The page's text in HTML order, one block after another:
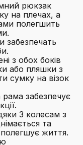
рюкзак
на плечах, а
полегшить
забезпечать
з обох боків
або пляшки з
сумку на візок
рама забезпечує
3 колесам з
та
життя.